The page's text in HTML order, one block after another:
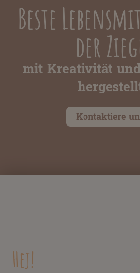
Beste
der
mit Kreativität
Kontaktiere
Hej!